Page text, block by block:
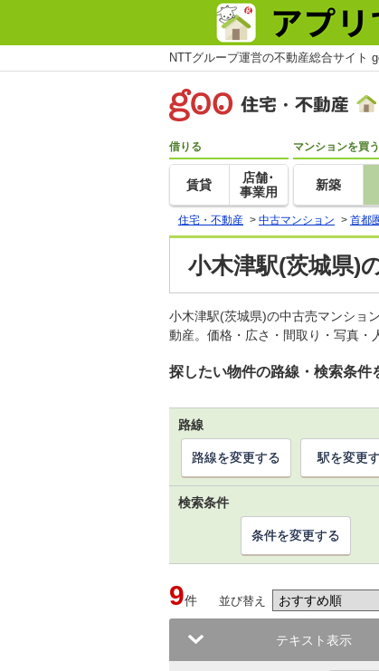
NTTグループ運営の不動産総合サイト
借りる
賃貸
店舗･
事業用
マンションを買う
新築
住宅・不動産 > 中古マンション > 首都
小木津駅(茨城県)
小木津駅(茨城県)の中古売マンショ
動産。価格・広さ・間取り・写真・
探したい物件の路線・検索条件
路線
路線を変更する 駅を変更
検索条件
条件を変更する
9件 並び替え
テキスト表示